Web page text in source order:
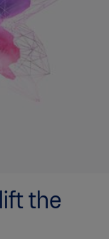
the